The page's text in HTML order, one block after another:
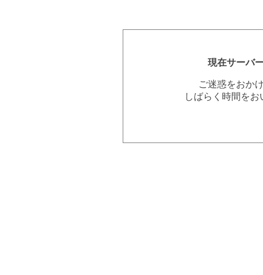
現在サーバ
ご迷惑をおか
しばらく時間を